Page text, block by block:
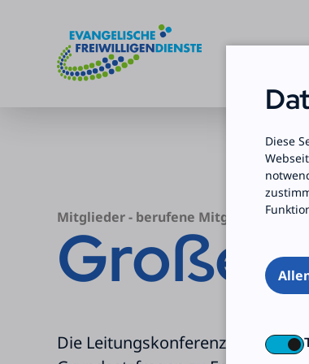
Mitglieder - berufene Mitglieder -
Große
Die Leitungskonferenz berät
Diese